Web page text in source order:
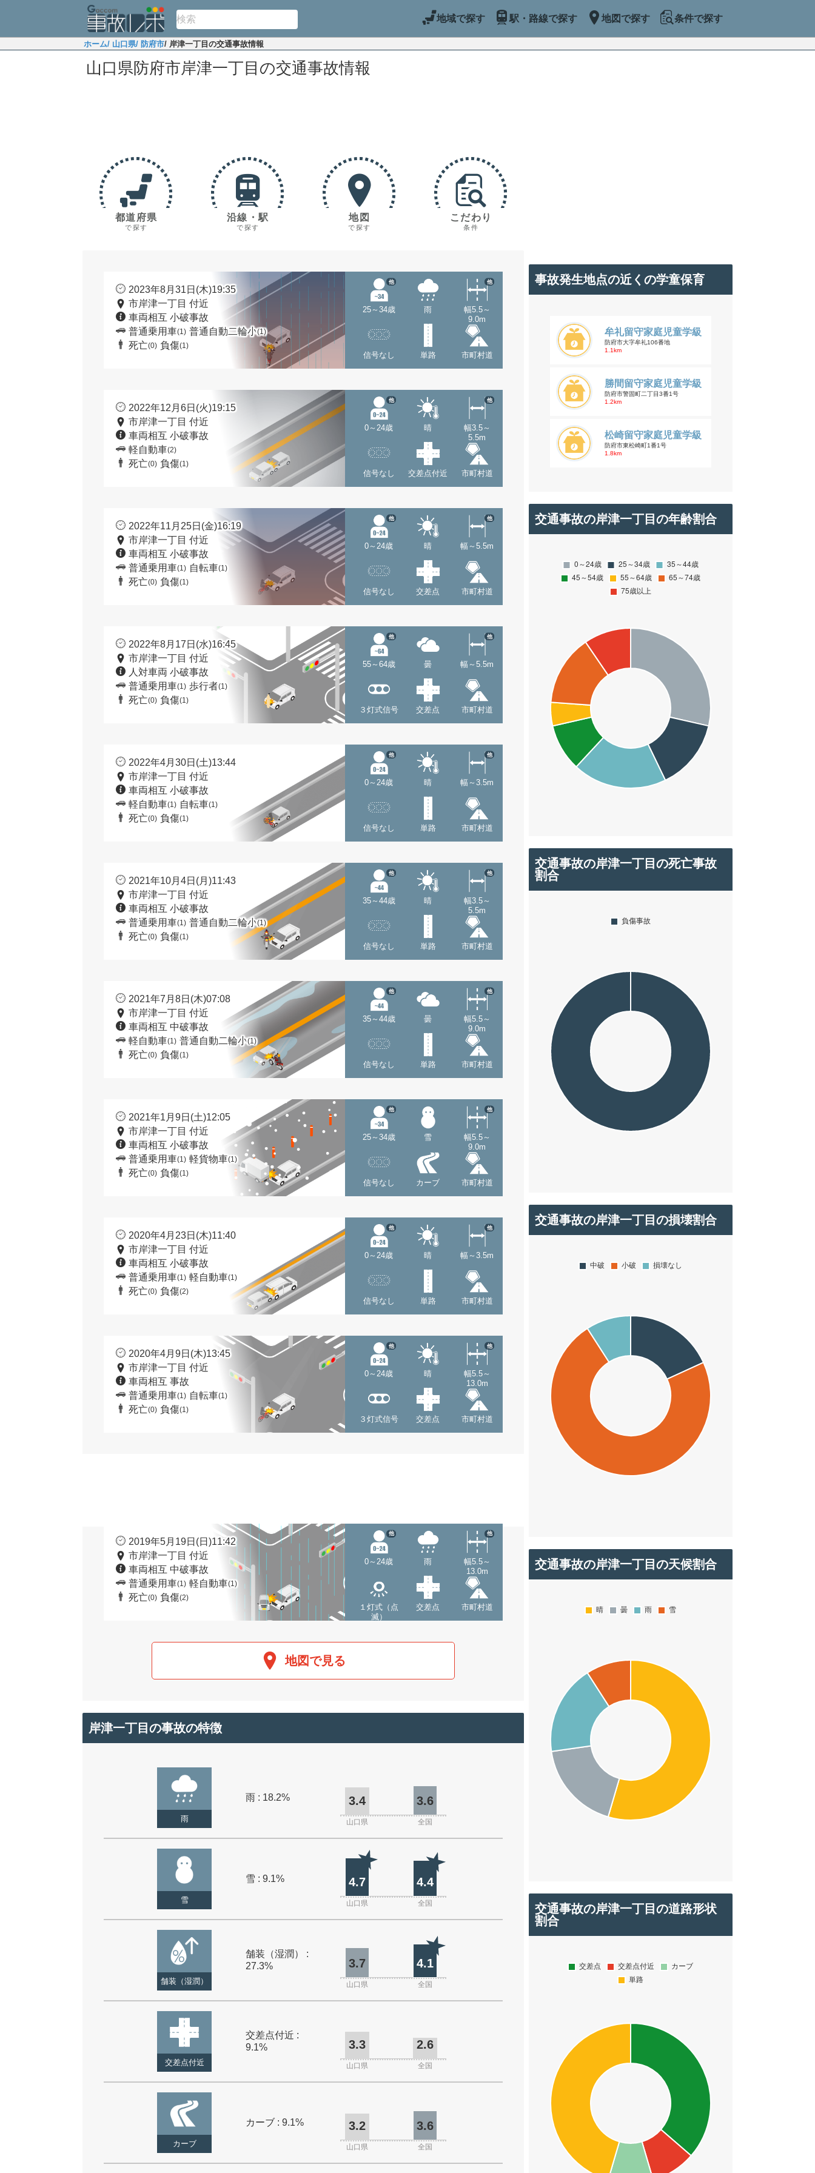
地域で探す 駅・路線で探す 地図で探す 条件で探す
ホーム/ 山口県/ 防府市/ 岸津一丁目の交通事故情報
山口県防府市岸津一丁目の交通事故情報
都道府県
で探す
沿線・駅
で探す
地図
で探す
こだわり
条件
2023年8月31日(木)19:35
市岸津一丁目 付近
車両相互 小破事故
普通乗用車(1) 普通自動二輪小(1)
死亡(0) 負傷(1)
25～34歳
他
雨
幅5.5～
9.0m
他
信号なし 単路 市町村道
2022年12月6日(火)19:15
市岸津一丁目 付近
車両相互 小破事故
軽自動車(2)
死亡(0) 負傷(1)
0～24歳
他
晴
幅3.5～
5.5m
他
信号なし 交差点付近 市町村道
2022年11月25日(金)16:19
市岸津一丁目 付近
車両相互 小破事故
普通乗用車(1) 自転車(1)
死亡(0) 負傷(1)
0～24歳
他
晴 幅～5.5m
他
信号なし 交差点 市町村道
2022年8月17日(水)16:45
市岸津一丁目 付近
人対車両 小破事故
普通乗用車(1) 歩行者(1)
死亡(0) 負傷(1)
55～64歳
他
曇 幅～5.5m
他
３灯式信号 交差点 市町村道
2022年4月30日(土)13:44
市岸津一丁目 付近
車両相互 小破事故
軽自動車(1) 自転車(1)
死亡(0) 負傷(1)
0～24歳
他
晴 幅～3.5m
他
信号なし 単路 市町村道
2021年10月4日(月)11:43
市岸津一丁目 付近
車両相互 小破事故
普通乗用車(1) 普通自動二輪小(1)
死亡(0) 負傷(1)
35～44歳
他
晴
幅3.5～
5.5m
他
信号なし 単路 市町村道
2021年7月8日(木)07:08
市岸津一丁目 付近
車両相互 中破事故
軽自動車(1) 普通自動二輪小(1)
死亡(0) 負傷(1)
35～44歳
他
曇
幅5.5～
9.0m
他
信号なし 単路 市町村道
2021年1月9日(土)12:05
市岸津一丁目 付近
車両相互 小破事故
普通乗用車(1) 軽貨物車(1)
死亡(0) 負傷(1)
25～34歳
他
雪
幅5.5～
9.0m
他
信号なし カーブ 市町村道
2020年4月23日(木)11:40
市岸津一丁目 付近
車両相互 小破事故
普通乗用車(1) 軽自動車(1)
死亡(0) 負傷(2)
0～24歳
他
晴 幅～3.5m
他
信号なし 単路 市町村道
2020年4月9日(木)13:45
市岸津一丁目 付近
車両相互 事故
普通乗用車(1) 自転車(1)
死亡(0) 負傷(1)
0～24歳
他
晴
幅5.5～
13.0m
他
３灯式信号 交差点 市町村道
2019年5月19日(日)11:42
市岸津一丁目 付近
車両相互 中破事故
普通乗用車(1) 軽自動車(1)
死亡(0) 負傷(2)
0～24歳
他
雨
幅5.5～
13.0m
他
１灯式（点
滅）
交差点 市町村道
地図で見る
岸津一丁目の事故の特徴
雨
雨 : 18.2% 3.4 3.6
山口県 全国
雪
雪 : 9.1% 4.7 4.4
山口県 全国
舗装（湿潤）
舗装（湿潤） :
27.3%
3.7 4.1
山口県 全国
交差点付近
交差点付近 :
9.1%
3.3 2.6
山口県 全国
カーブ
カーブ : 9.1% 3.2 3.6
山口県 全国
事故発生地点の近くの学童保育
牟礼留守家庭児童学級
防府市大字牟礼106番地
1.1km
勝間留守家庭児童学級
防府市警固町二丁目3番1号
1.2km
松崎留守家庭児童学級
防府市東松崎町1番1号
1.8km
交通事故の岸津一丁目の年齢割合
交通事故の岸津一丁目の死亡事故
割合
交通事故の岸津一丁目の損壊割合
交通事故の岸津一丁目の天候割合
交通事故の岸津一丁目の道路形状
割合